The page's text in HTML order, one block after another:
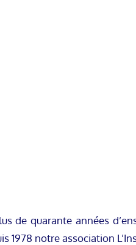
de quarante années
1978 notre association